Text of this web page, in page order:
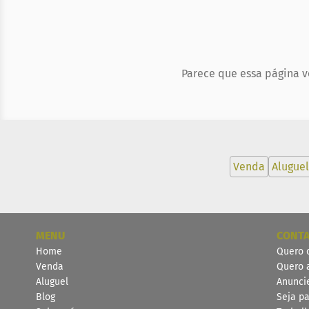
Parece que essa página
Venda Aluguel
MENU
Home
Venda
Aluguel
Blog
Quero
Quero
Seja